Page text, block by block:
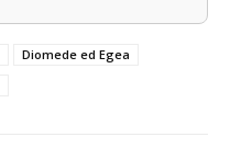
Diomede ed Egea